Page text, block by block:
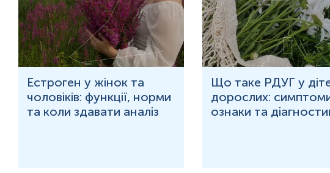
кишені, що зв’язують гідрофобні молекули. Стероїди зв'язуються
у різних точках, таким чином змінюючи їхню орієнтацію. Андрогени
D. Дві різні орієнтації змінюють петлю над входом у кишеню та
кодується екзонами 2-5. Регіон зв'язування об'єднує два домени LG.
сигнальний пептид, приєднаний до 29 амінокислот. Решта пептиду
на аспарагіні (351 і 367) і в одній точці O-глікозилювання (7) на
вплив, тому його можна розглядати як гепатокін. Він
Високий рівень естрогену і тироксину викликає його підвищення.
дані свідчать про те, що індукований цукром або моносахаридами
Як приклад, антипсоріатичні препарати, які інгібують TNF-альфа,
Естроген у жінок та
чоловіків: функції, норми
та коли здавати аналіз
Що таке РДУГ у
дорослих:
ознаки та